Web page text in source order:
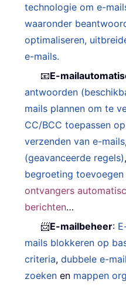
technologie om e-
waaronder
optimaliseren,
e-mails.
📧E-
antwoorden
mails plannen om te
CC/BCC toepassen
verzenden van e-mails
(geavanceerde regels)
begroeting toevoegen
ontvangers
berichten…
📨E-mailbeheer:
mails blokkeren op
criteria,dubbele e-
zoeken en mappen